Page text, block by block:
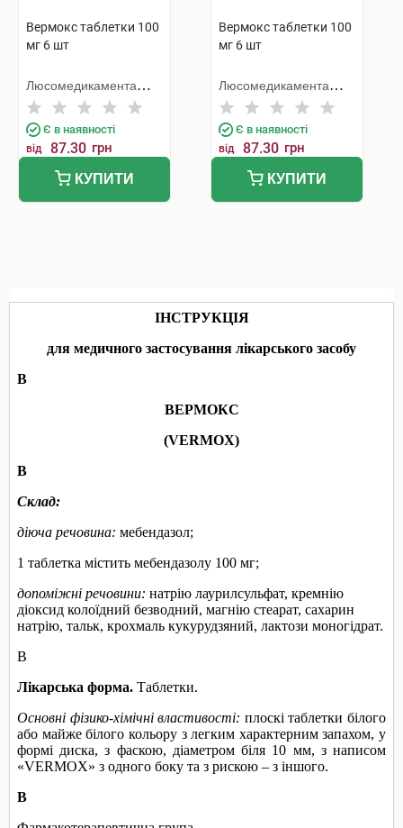
Вермокс таблетки 100
мг 6 шт
Люсомедикамента
Сосьєдаде Текніка
Фармацеутика
Є в наявності
від 87.30 грн
КУПИТИ
Вермокс таблетки 100
мг 6 шт
Люсомедикамента
Сосьєдаде Текніка
Фармацеутика
Є в наявності
від 87.30 грн
КУПИТИ